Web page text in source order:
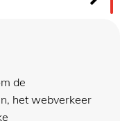
de
het webverkeer